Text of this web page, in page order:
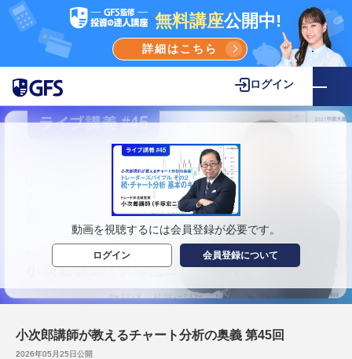
無料講座公開中!
詳細はこちら
ログイン
動画を視聴するには会員登録が必要です。
ログイン 会員登録について
小次郎講師が教えるチャート分析の奥義 第45回
2026年05月25日公開